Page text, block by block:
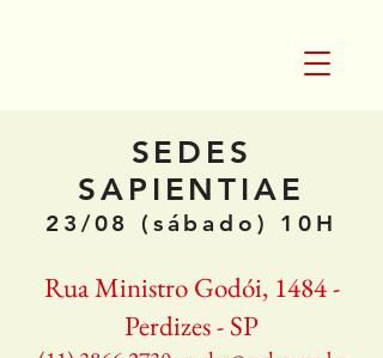
SEDES
SAPIENTIAE
23/08 (sábado) 10H
Rua Ministro Godói, 1484 -
Perdizes - SP